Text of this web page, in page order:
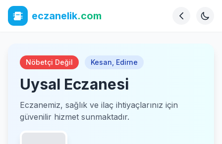
eczanelik.com
Nöbetçi Değil Kesan Edirne
Uysal Eczanesi
Eczanemiz, sağlık ve ilaç ihtiyaçlarınız için
güvenilir hizmet sunmaktadır.